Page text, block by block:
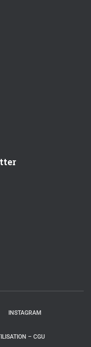
INSTAGRAM
– CGU